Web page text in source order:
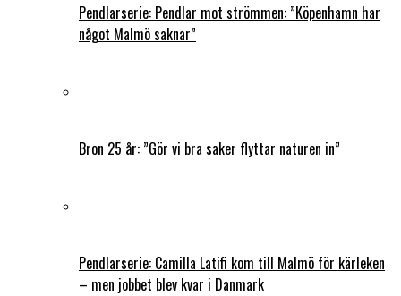
Pendlarserie: Pendlar mot strömmen: ”Köpenhamn har
något Malmö saknar”
Bron 25 år: ”Gör vi bra saker flyttar naturen in”
Pendlarserie: Camilla Latifi kom till Malmö för kärleken
– men jobbet blev kvar i Danmark